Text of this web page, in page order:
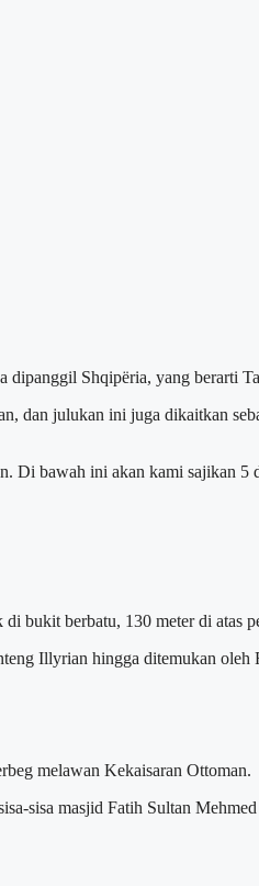
dipanggil Shqipëria, yang berarti
dan julukan ini juga dikaitkan
Di bawah ini akan kami sajikan 5
bukit berbatu, 130 meter di
Illyrian hingga ditemukan oleh
melawan Kekaisaran Ottoman.
sisa masjid Fatih Sultan